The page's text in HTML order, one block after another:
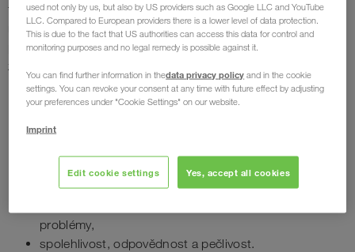
technické myšlení, zodpovědný přístup k práci a chuť učit se
nové věci. Důležitá je pro nás samostatnost, ochota
přemýšlet nad řešením technických situací a dlouhodobý
zájem o práci v údržbě výrobního prostředí.
Požadujeme
praxi v údržbě ve výrobním provozu,
vyučení v technickém oboru výhodou,
zručnost při práci s nářadím a technikou,
problémy,
spolehlivost, odpovědnost a pečlivost.
used not only by us, but also by US providers such as Google LLC and YouTube
LLC. Compared to European providers there is a lower level of data protection.
This is due to the fact that US authorities can access this data for control and
monitoring purposes and no legal remedy is possible against it.
You can find further information in thedata privacy policy and in the cookie
settings. You can revoke your consent at any time with future effect by adjusting
your preferences under "Cookie Settings" on our website.
Imprint
Edit cookie settings Yes, accept all cookies